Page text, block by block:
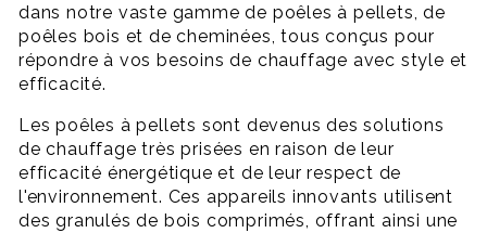
dans notre vaste gamme de poêles à pellets, de
poêles bois et de cheminées, tous conçus pour
répondre à vos besoins de chauffage avec style et
efficacité.
Les poêles à pellets sont devenus des solutions
de chauffage très prisées en raison de leur
efficacité énergétique et de leur respect de
l'environnement. Ces appareils innovants utilisent
des granulés de bois comprimés, offrant ainsi une